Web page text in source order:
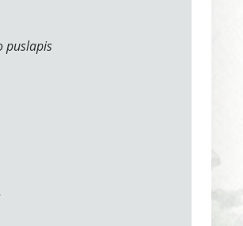
puslapis